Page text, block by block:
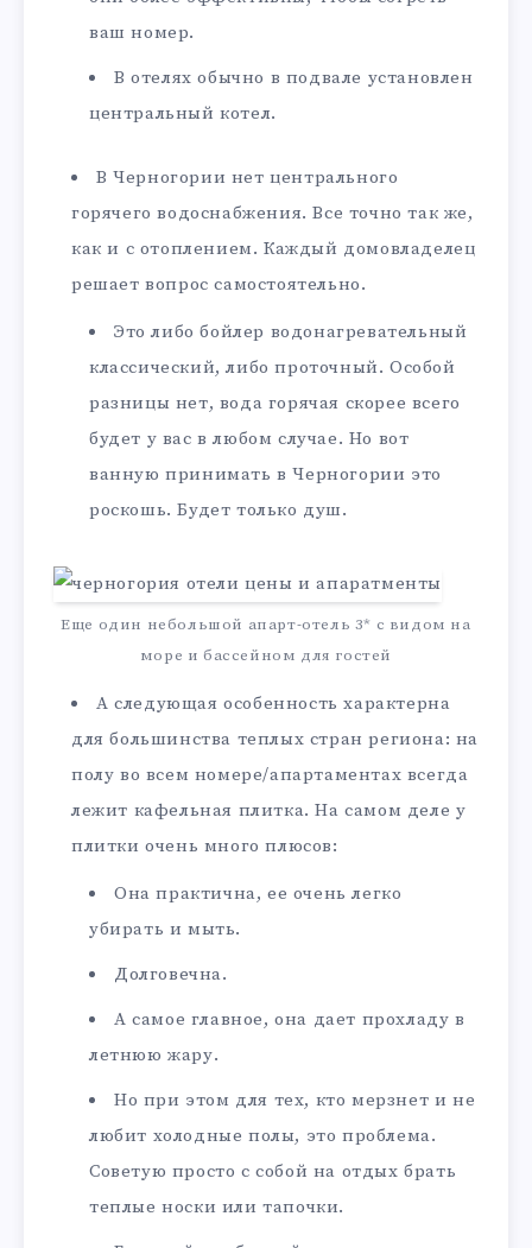
ваш номер.
В отелях обычно в подвале установлен
центральный котел.
В Черногории нет центрального
горячего водоснабжения. Все точно так же,
как и с отоплением. Каждый домовладелец
решает вопрос самостоятельно.
Это либо бойлер водонагревательный
классический, либо проточный. Особой
разницы нет, вода горячая скорее всего
будет у вас в любом случае. Но вот
ванную принимать в Черногории это
роскошь. Будет только душ.
Еще один небольшой апарт-отель 3* с видом на
море и бассейном для гостей
А следующая особенность характерна
для большинства теплых стран региона: на
полу во всем номере/апартаментах всегда
лежит кафельная плитка. На самом деле у
плитки очень много плюсов:
Она практична, ее очень легко
убирать и мыть.
Долговечна.
А самое главное, она дает прохладу в
летнюю жару.
Но при этом для тех, кто мерзнет и не
любит холодные полы, это проблема.
Советую просто с собой на отдых брать
теплые носки или тапочки.